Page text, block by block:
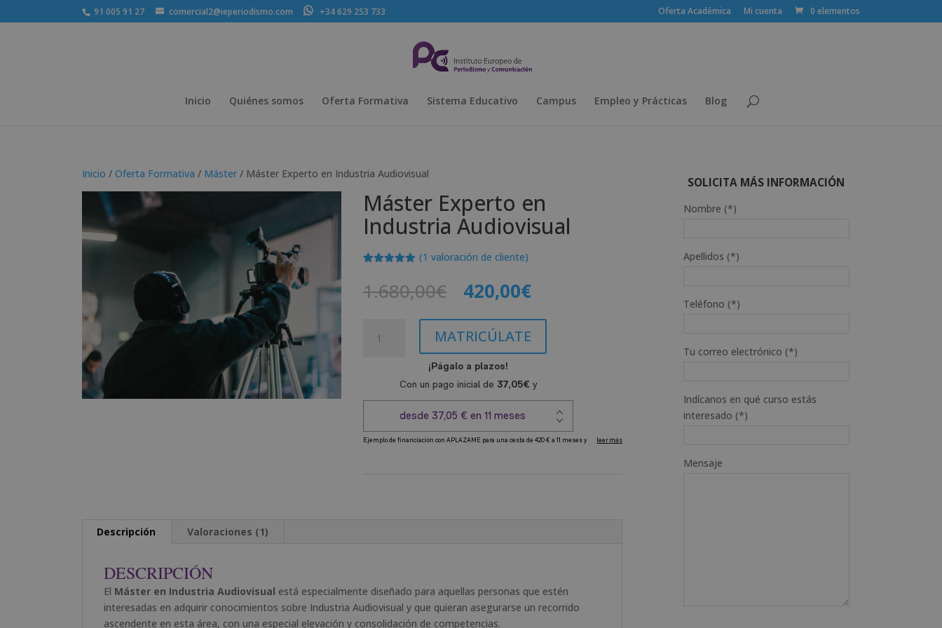
91 005 91 27 comercial2@ieperiodismo.com +34 629 253 733 Oferta Académica Mi cuenta 0 elementos
Inicio Quiénes somos Oferta Formativa Sistema Educativo Campus Empleo y Prácticas Blog
Inicio / Oferta Formativa / Máster / Máster Experto en Industria Audiovisual
Máster Experto en
Industria Audiovisual
5 en base
valoración
(1 valoración de cliente)
1.680,00€ El
precio
original
era:
1.680,00€.
420,00€El
actual
420,00€.
Experto
Audiovisual
MATRICÚLATE
v
e
Descripción Valoraciones (1)
DESCRIPCIÓN
El Máster en Industria Audiovisual está especialmente diseñado para aquellas personas que estén
interesadas en adquirir conocimientos sobre Industria Audiovisual y que quieran asegurarse un recorrido
ascendente en esta área, con una especial elevación y consolidación de competencias.
SOLICITA MÁS INFORMACIÓN
Nombre (*)
Apellidos (*)
Teléfono (*)
Tu correo electrónico (*)
Indícanos en qué curso estás
interesado (*)
Mensaje